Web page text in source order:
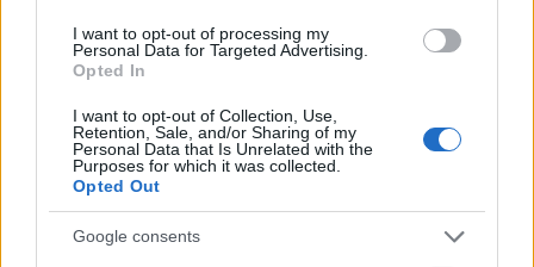
I want to opt-out of processing my
Personal Data for Targeted Advertising.
Opted In
I want to opt-out of Collection, Use,
Retention, Sale, and/or Sharing of my
Personal Data that Is Unrelated with the
Purposes for which it was collected.
Opted Out
Google consents
arranca el sábado a las 14:00
hacer tu alineación Comunio con
la mejor información posible.
4. Iker Muniain (Athletic, 10.750.000, 62 pts.)